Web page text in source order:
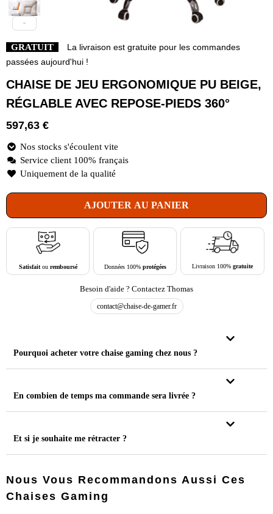
GRATUIT
La livraison est gratuite pour les commandes
passées aujourd'hui !
CHAISE DE JEU ERGONOMIQUE PU BEIGE,
RÉGLABLE AVEC REPOSE-PIEDS 360°
597,63 €
Nos stocks s'écoulent vite
Service client 100% français
Uniquement de la qualité
AJOUTER AU PANIER
Satisfaitou remboursé Données 100% protégées Livraison 100%gratuite
Besoin d'aide ? Contactez Thomas
contact@chaise-de-gamer.fr
Pourquoi acheter votre chaise gaming chez nous ?
En combien de temps ma commande sera livrée ?
Et si je souhaite me rétracter ?
Nous Vous Recommandons Aussi Ces
Chaises Gaming